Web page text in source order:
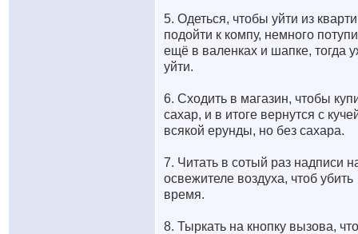
5. Одеться, чтобы уйти из
подойти к компу, немного
ещё в валенках и шапке, тогда
уйти.
6. Сходить в магазин, чтобы
сахар, и в итоге вернутся с
всякой ерунды, но без сахара.
7. Читать в сотый раз надписи
освежителе воздуха, чтоб убить
время.
8. Тыркать на кнопку вызова,